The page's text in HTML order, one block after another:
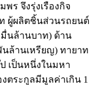
ร จึงรุ่งเรืองกิจ
ผู้ผลิตชิ้นส่วนรถยนต์
มื่นล้านบาท) ด้าน
พันล้านเหรียญ) ทายาท
เป็นหนึ่งในมหา
ตระกูลมีมูลค่าเกิน 1